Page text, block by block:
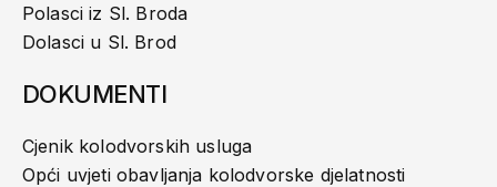
Polasci iz Sl. Broda
Dolasci u Sl. Brod
DOKUMENTI
Cjenik kolodvorskih usluga
Opći uvjeti obavljanja kolodvorske djelatnosti